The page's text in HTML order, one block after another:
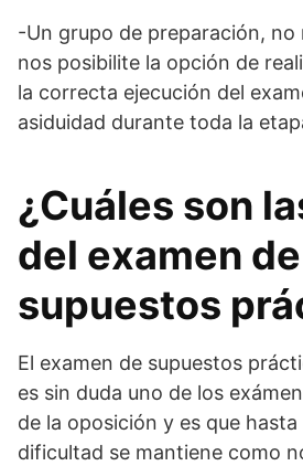
-Un grupo de preparación, no
nos posibilite la opción de
la correcta ejecución del
asiduidad durante toda la
¿Cuáles son
del examen de
supuestos
El examen de supuestos
es sin duda uno de los
de la oposición y es que
dificultad se mantiene como